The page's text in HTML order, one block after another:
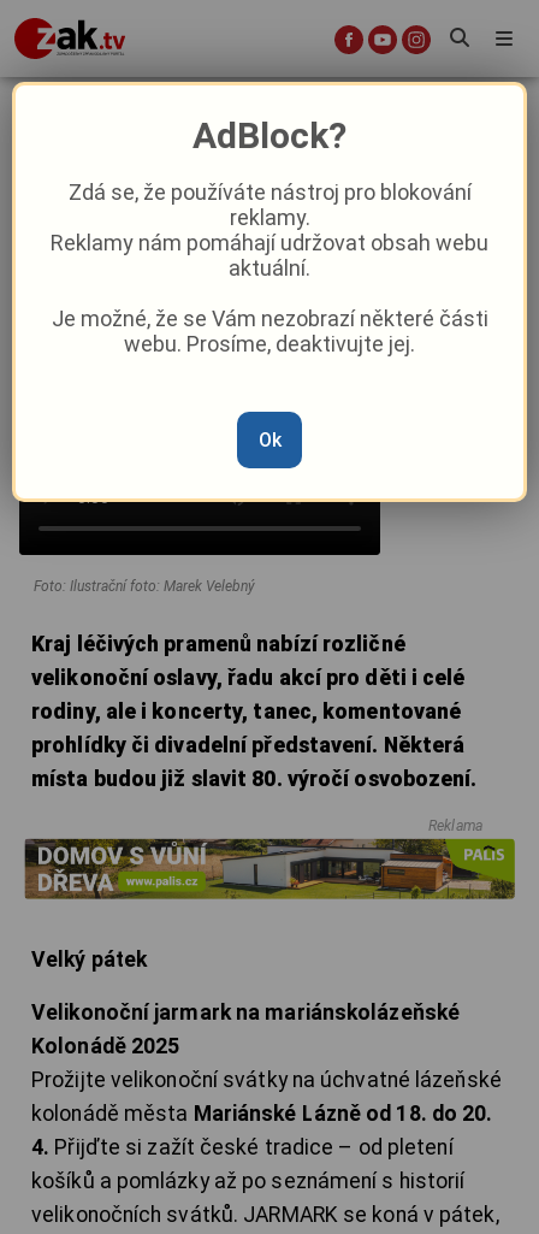
Kam se vypravíte během
velikonočního víkendu v
Karlovarském kraji?
Aktuality Kultura
Peggy Kýrová –18. 4. 2025 04:25
Foto: Ilustrační foto: Marek Velebný
Kraj léčivých pramenů nabízí rozličné
velikonoční oslavy, řadu akcí pro děti i celé
rodiny, ale i koncerty, tanec, komentované
prohlídky či divadelní představení. Některá
místa budou již slavit 80. výročí osvobození.
Reklama
Velký pátek
Velikonoční jarmark na mariánskolázeňské
Kolonádě 2025
Prožijte velikonoční svátky na úchvatné lázeňské
kolonádě města Mariánské Lázně od 18. do 20.
4. Přijďte si zažít české tradice – od pletení
košíků a pomlázky až po seznámení s historií
velikonočních svátků. JARMARK se koná v pátek,
AdBlock?
Zdá se, že používáte nástroj pro blokování
reklamy.
Reklamy nám pomáhají udržovat obsah webu
aktuální.
Je možné, že se Vám nezobrazí některé části
webu. Prosíme, deaktivujte jej.
Ok